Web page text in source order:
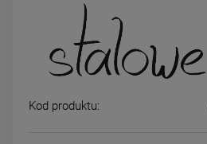
STAL CHIRURGICZNA
24,00 zł
Kod produktu: